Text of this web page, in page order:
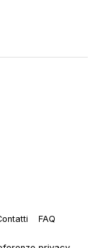
FAQ